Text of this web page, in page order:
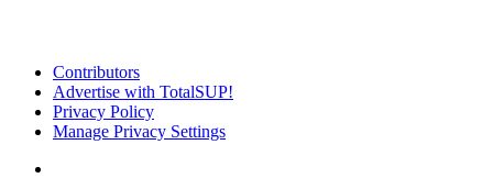
Contributors
Advertise with TotalSUP!
Privacy Policy
Manage Privacy Settings